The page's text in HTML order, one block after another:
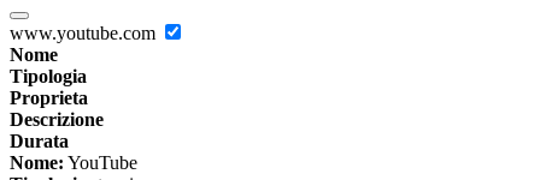
www.youtube.com
Nome
Tipologia
Proprieta
Descrizione
Durata
Nome: YouTube